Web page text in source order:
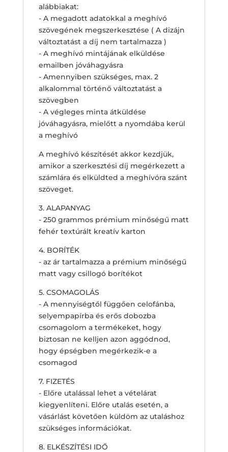
alábbiakat:
- A megadott adatokkal a meghívó
szövegének megszerkesztése ( A dizájn
változtatást a díj nem tartalmazza )
- A meghívó mintájának elküldése
emailben jóváhagyásra
- Amennyiben szükséges, max. 2
alkalommal történő változtatást a
szövegben
- A végleges minta átküldése
jóváhagyásra, mielőtt a nyomdába kerül
a meghívó
A meghívó készítését akkor kezdjük,
amikor a szerkesztési díj megérkezett a
számlára és elküldted a meghívóra szánt
szöveget.
3. ALAPANYAG
- 250 grammos prémium minőségű matt
fehér textúrált kreatív karton
4. BORÍTÉK
- az ár tartalmazza a prémium minőségű
matt vagy csillogó borítékot
5. CSOMAGOLÁS
- A mennyiségtől függően celofánba,
selyempapírba és erős dobozba
csomagolom a termékeket, hogy
biztosan ne kelljen azon aggódnod,
hogy épségben megérkezik-e a
csomagod
7. FIZETÉS
- Előre utalással lehet a vételárat
kiegyenlíteni. Előre utalás esetén, a
vásárlást követően küldöm az utaláshoz
szükséges információkat.
8. ELKÉSZÍTÉSI IDŐ